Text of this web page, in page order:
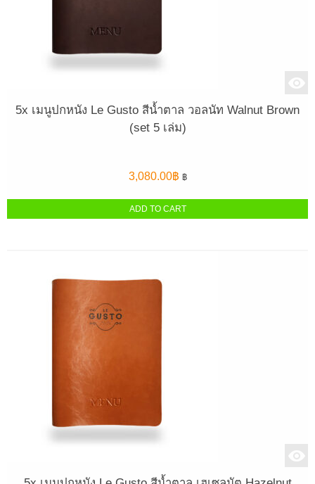
5x เมนูปกหนัง Le Gusto สีน้ำตาล วอลนัท Walnut Brown
(set 5 เล่ม)
3,080.00฿ ฿
ADD TO CART